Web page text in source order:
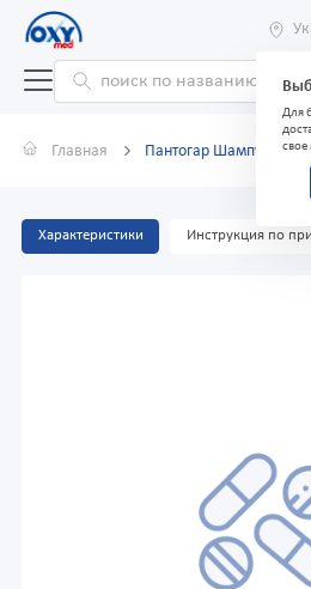
Для
Главная Пантогар Шампунь
Характеристики Инструкция по